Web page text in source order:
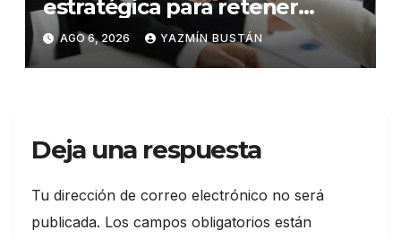
estratégica para retener
talento en Ecuador
AGO 6, 2026 YAZMÍN BUSTÁN
Deja una respuesta
Tu dirección de correo electrónico no será
publicada. Los campos obligatorios están